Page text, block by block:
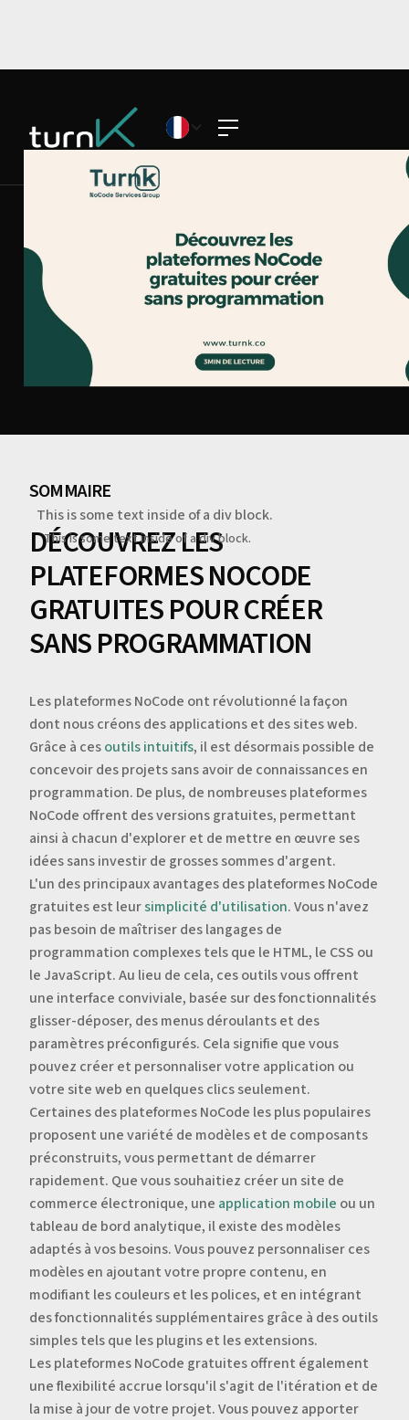
SOMMAIRE
This is some text inside of a div block.
This is some text inside of a div block.
DÉCOUVREZ LES
PLATEFORMES NOCODE
GRATUITES POUR CRÉER
SANS PROGRAMMATION
Les plateformes NoCode ont révolutionné la façon
dont nous créons des applications et des sites web.
Grâce à cesoutils intuitifs, il est désormais possible de
concevoir des projets sans avoir de connaissances en
programmation. De plus, de nombreuses plateformes
NoCode offrent des versions gratuites, permettant
ainsi à chacun d'explorer et de mettre en œuvre ses
idées sans investir de grosses sommes d'argent.
L'un des principaux avantages des plateformes NoCode
gratuites est leursimplicité d'utilisation. Vous n'avez
pas besoin de maîtriser des langages de
programmation complexes tels que le HTML, le CSS ou
le JavaScript. Au lieu de cela, ces outils vous offrent
une interface conviviale, basée sur des fonctionnalités
glisser-déposer, des menus déroulants et des
paramètres préconfigurés. Cela signifie que vous
pouvez créer et personnaliser votre application ou
votre site web en quelques clics seulement.
Certaines des plateformes NoCode les plus populaires
proposent une variété de modèles et de composants
préconstruits, vous permettant de démarrer
rapidement. Que vous souhaitiez créer un site de
commerce électronique, une application mobile ou un
tableau de bord analytique, il existe des modèles
adaptés à vos besoins. Vous pouvez personnaliser ces
modèles en ajoutant votre propre contenu, en
modifiant les couleurs et les polices, et en intégrant
des fonctionnalités supplémentaires grâce à des outils
simples tels que les plugins et les extensions.
Les plateformes NoCode gratuites offrent également
une flexibilité accrue lorsqu'il s'agit de l'itération et de
la mise à jour de votre projet. Vous pouvez apporter